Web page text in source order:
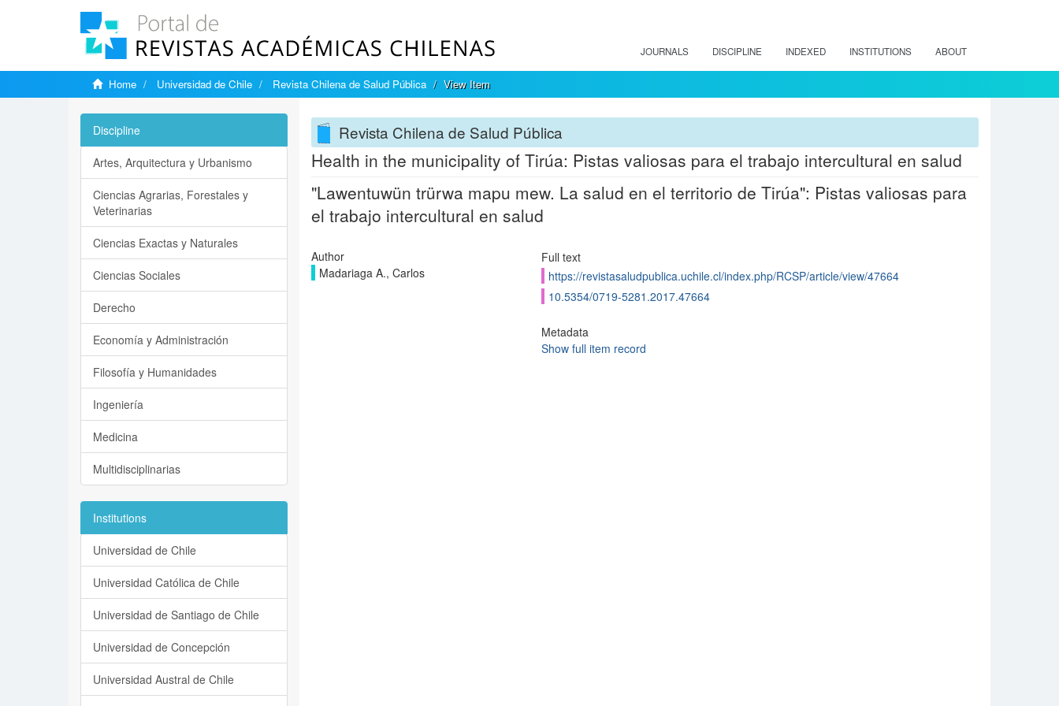
JOURNALS DISCIPLINE INDEXED INSTITUTIONS ABOUT
Home Universidad de Chile Revista Chilena de Salud Pública View Item
Revista Chilena de Salud Pública
Health in the municipality of Tirúa: Pistas valiosas para el trabajo intercultural en salud
"Lawentuwün trürwa mapu mew. La salud en el territorio de Tirúa": Pistas valiosas para
el trabajo intercultural en salud
Author
Madariaga A., Carlos
Full text
https://revistasaludpublica.uchile.cl/index.php/RCSP/article/view/47664
10.5354/0719-5281.2017.47664
Metadata
Show full item record
Discipline
Artes, Arquitectura y Urbanismo
Ciencias Agrarias, Forestales y
Veterinarias
Ciencias Exactas y Naturales
Ciencias Sociales
Derecho
Economía y Administración
Filosofía y Humanidades
Ingeniería
Medicina
Multidisciplinarias
Institutions
Universidad de Chile
Universidad Católica de Chile
Universidad de Santiago de Chile
Universidad de Concepción
Universidad Austral de Chile